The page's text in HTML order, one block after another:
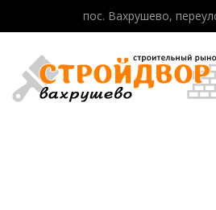
пос. Вахрушево,